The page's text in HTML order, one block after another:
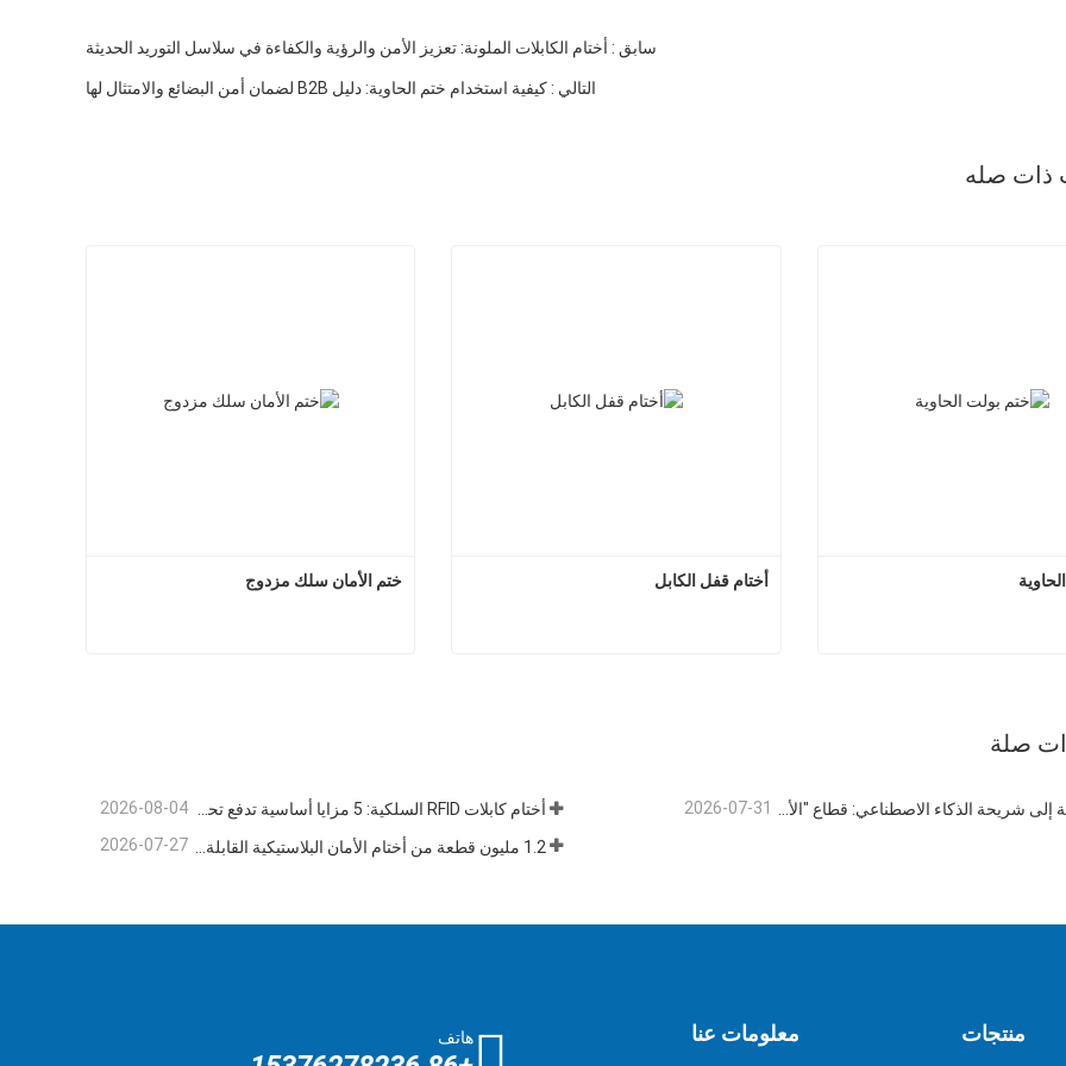
سابق : أختام الكابلات الملونة: تعزيز الأمن والرؤية والكفاءة في سلاسل التوريد الحديثة
التالي : كيفية استخدام ختم الحاوية: دليل B2B لضمان أمن البضائع والامتثال لها
ذات صله
ختم الأمان سلك مزدوج أختام قفل الكابل
صلة
أختام كابلات RFID السلكية: 5 مزايا أساسية تدفع تحول الشحن العالمي نحو الأمن الذكي في عام 2026 2026-08-04 من الحاوية إلى شريحة الذكاء الاصطناعي: قطاع "الأختام عالية الأمان" يتبنى فرصة مزدوجة 2026-07-31
2026-07-27
هاتف معلومات عنا منتجات